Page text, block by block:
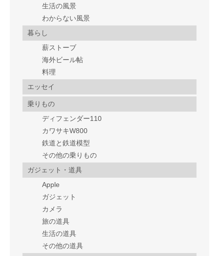
生活の風景
わからない風景
暮らし
薪ストーブ
海外ビール帖
料理
エッセイ
乗りもの
ディフェンダー110
カワサキW800
鉄道と鉄道模型
その他の乗りもの
ガジェット・道具
Apple
ガジェット
カメラ
旅の道具
生活の道具
その他の道具